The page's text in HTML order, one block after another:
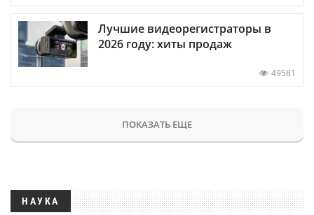
Лучшие видеорегистраторы в
2026 году: хиты продаж
49581
ПОКАЗАТЬ ЕЩЕ
НАУКА